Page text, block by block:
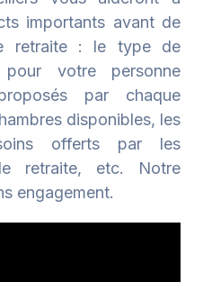
importants avant de
retraite : le type de
pour votre personne
par chaque
disponibles, les
offerts par les
retraite, etc. Notre
engagement.